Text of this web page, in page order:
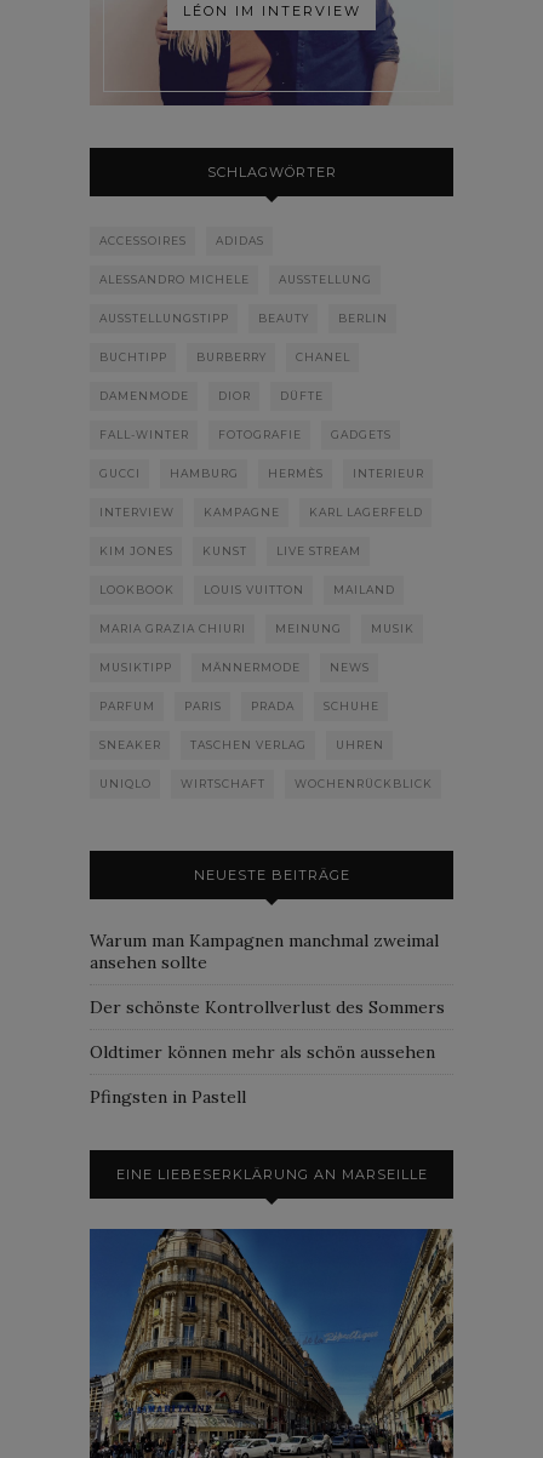
LÉON IM INTERVIEW
SCHLAGWÖRTER
ACCESSOIRES ADIDAS
ALESSANDRO MICHELE AUSSTELLUNG
AUSSTELLUNGSTIPP BEAUTY BERLIN
BUCHTIPP BURBERRY CHANEL
DAMENMODE DIOR DÜFTE
FALL-WINTER FOTOGRAFIE GADGETS
GUCCI HAMBURG HERMÈS INTERIEUR
INTERVIEW KAMPAGNE KARL LAGERFELD
KIM JONES KUNST LIVE STREAM
LOOKBOOK LOUIS VUITTON MAILAND
MARIA GRAZIA CHIURI MEINUNG MUSIK
MUSIKTIPP MÄNNERMODE NEWS
PARFUM PARIS PRADA SCHUHE
SNEAKER TASCHEN VERLAG UHREN
UNIQLO WIRTSCHAFT WOCHENRÜCKBLICK
NEUESTE BEITRÄGE
Warum man Kampagnen manchmal zweimal
ansehen sollte
Der schönste Kontrollverlust des Sommers
Oldtimer können mehr als schön aussehen
Pfingsten in Pastell
EINE LIEBESERKLÄRUNG AN MARSEILLE